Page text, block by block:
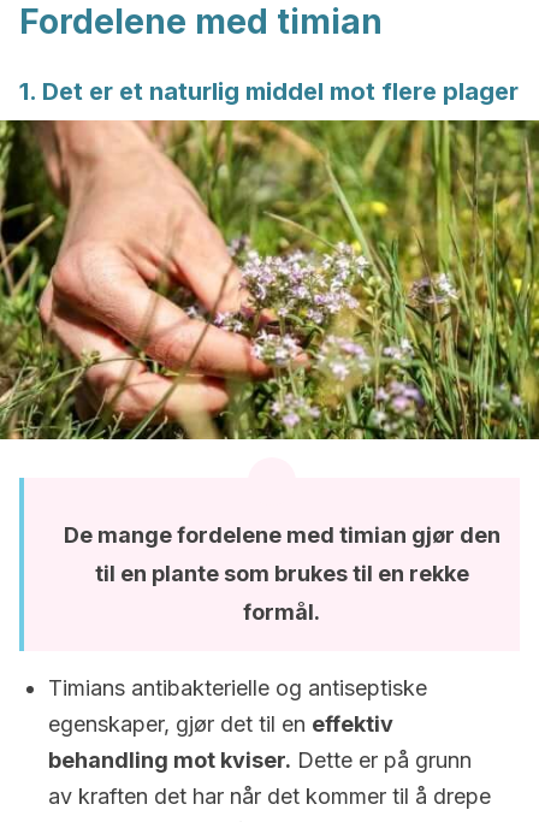
Fordelene med timian
1. Det er et naturlig middel mot flere plager
De mange fordelene med timian gjør den
til en plante som brukes til en rekke
formål.
Timians antibakterielle og antiseptiske
egenskaper, gjør det til en effektiv
behandling mot kviser. Dette er på grunn
av kraften det har når det kommer til å drepe